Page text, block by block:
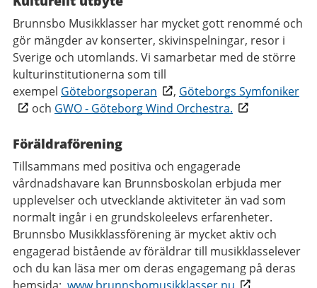
Brunnsbo Musikklasser har mycket gott renommé och
gör mängder av konserter, skivinspelningar, resor i
Sverige och utomlands. Vi samarbetar med de större
kulturinstitutionerna som till
exempel Göteborgsoperan , Göteborgs Symfoniker
och GWO - Göteborg Wind Orchestra.
Föräldraförening
Tillsammans med positiva och engagerade
vårdnadshavare kan Brunnsboskolan erbjuda mer
upplevelser och utvecklande aktiviteter än vad som
normalt ingår i en grundskoleelevs erfarenheter.
Brunnsbo Musikklassförening är mycket aktiv och
engagerad bistående av föräldrar till musikklasselever
och du kan läsa mer om deras engagemang på deras